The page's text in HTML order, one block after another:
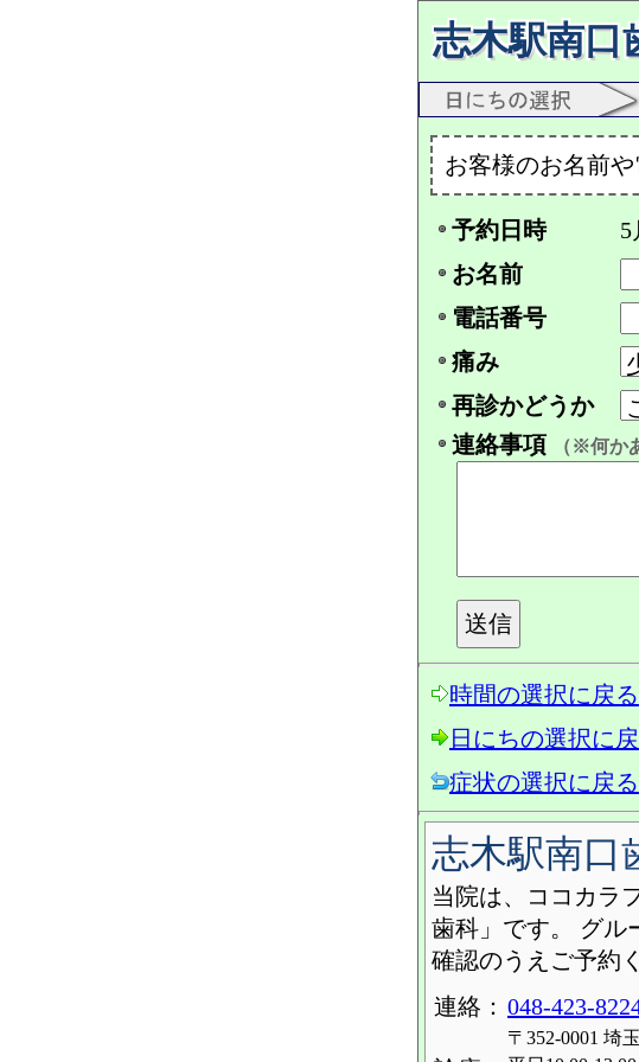
志木駅南口
お客様のお名前
予約日時 5
お名前
電話番号
痛み
再診かどうか
連絡事項
（※何か
時間の選択に戻る
日にちの選択に
症状の選択に戻る
志木駅南口
当院は、ココカラ
歯科」です。 グル
確認のうえご予約
連絡： 048-423-
〒352-0001 埼